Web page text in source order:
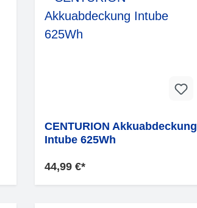
CENTURION Akkuabdeckung
Intube 625Wh
44,99 €*